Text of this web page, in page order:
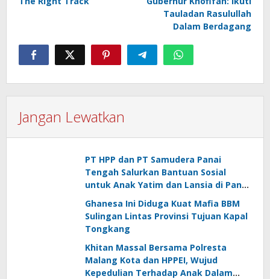
Tauladan Rasulullah
Dalam Berdagang
Jangan Lewatkan
PT HPP dan PT Samudera Panai
Tengah Salurkan Bantuan Sosial
untuk Anak Yatim dan Lansia di Panai
Hulu
Ghanesa Ini Diduga Kuat Mafia BBM
Sulingan Lintas Provinsi Tujuan Kapal
Tongkang
Khitan Massal Bersama Polresta
Malang Kota dan HPPEI, Wujud
Kepedulian Terhadap Anak Dalam